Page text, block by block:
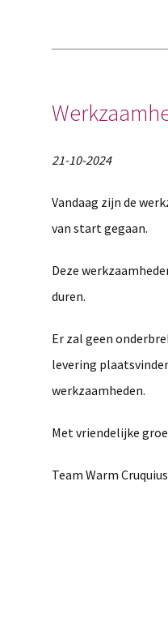
21-10-2024
Vandaag zijn de
van start gegaan.
Deze
duren.
Er zal geen
levering
werkzaamheden.
Met vriendelijke
Team Warm